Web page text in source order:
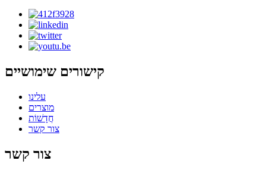
קישורים שימושיים
עלינו
מוצרים
חֲדָשׁוֹת
צור קשר
צור קשר